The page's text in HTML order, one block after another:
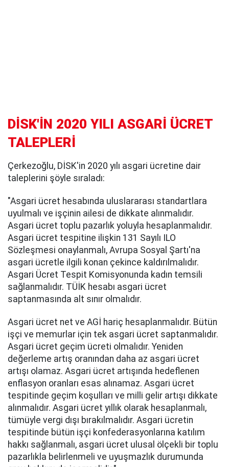
DİSK'İN 2020 YILI ASGARİ ÜCRET
TALEPLERİ
Çerkezoğlu, DİSK'in 2020 yılı asgari ücretine dair
taleplerini şöyle sıraladı:
"Asgari ücret hesabında uluslararası standartlara
uyulmalı ve işçinin ailesi de dikkate alınmalıdır.
Asgari ücret toplu pazarlık yoluyla hesaplanmalıdır.
Asgari ücret tespitine ilişkin 131 Sayılı ILO
Sözleşmesi onaylanmalı, Avrupa Sosyal Şartı'na
asgari ücretle ilgili konan çekince kaldırılmalıdır.
Asgari Ücret Tespit Komisyonunda kadın temsili
sağlanmalıdır. TÜİK hesabı asgari ücret
saptanmasında alt sınır olmalıdır.
Asgari ücret net ve AGİ hariç hesaplanmalıdır. Bütün
işçi ve memurlar için tek asgari ücret saptanmalıdır.
Asgari ücret geçim ücreti olmalıdır. Yeniden
değerleme artış oranından daha az asgari ücret
artışı olamaz. Asgari ücret artışında hedeflenen
enflasyon oranları esas alınamaz. Asgari ücret
tespitinde geçim koşulları ve milli gelir artışı dikkate
alınmalıdır. Asgari ücret yıllık olarak hesaplanmalı,
tümüyle vergi dışı bırakılmalıdır. Asgari ücretin
tespitinde bütün işçi konfederasyonlarına katılım
hakkı sağlanmalı, asgari ücret ulusal ölçekli bir toplu
pazarlıkla belirlenmeli ve uyuşmazlık durumunda